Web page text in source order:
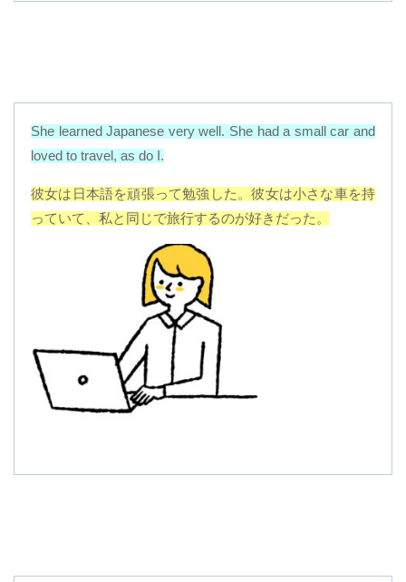
She learned Japanese very well. She had a small car and
loved to travel, as do I .
彼女は日本語を頑張って勉強した。彼女は小さな車を持
っていて、私と同じで旅行するのが好きだった。